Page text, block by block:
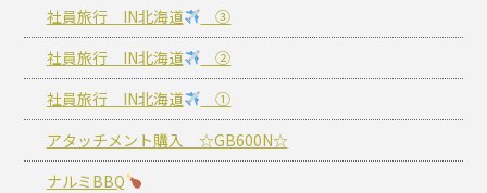
社員旅行 IN北海道
③
社員旅行 IN北海道
②
社員旅行 IN北海道
①
アタッチメント購入 ☆GB600N☆
ナルミBBQ